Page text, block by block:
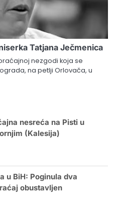
Tatjana Ječmenica
nezgodi koja se
na petlji Orlovača, u
nesreća na Pisti u
(Kalesija)
u BiH: Poginula dva
obustavljen